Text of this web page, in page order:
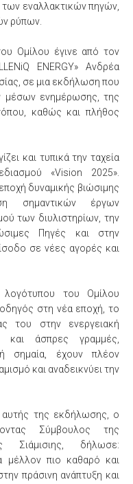
των εναλλακτικών πηγών,
ρύπων.
Ομίλου έγινε από τον
ENERGY» Ανδρέα
σε μια εκδήλωση που
μέσων ενημέρωσης, της
καθώς και πλήθος
και τυπικά την ταχεία
«Vision 2025».
δυναμικής βιώσιμης
σημαντικών έργων
των διυλιστηρίων, την
Πηγές και στην
σε νέες αγορές και
λογότυπου του Ομίλου
στη νέα εποχή, το
του στην ενεργειακή
και άσπρες γραμμές,
σημαία, έχουν πλέον
και αναδεικνύει την
αυτής της εκδήλωσης, ο
Σύμβουλος της
Σιάμισιης, δήλωσε:
μέλλον πιο καθαρό και
πράσινη ανάπτυξη και